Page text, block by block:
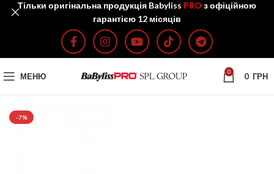
МЕНЮ 0 0 ГРН
-7%
Тільки оригінальна продукція Babyliss PRO з офіційною
гарантією 12 місяців